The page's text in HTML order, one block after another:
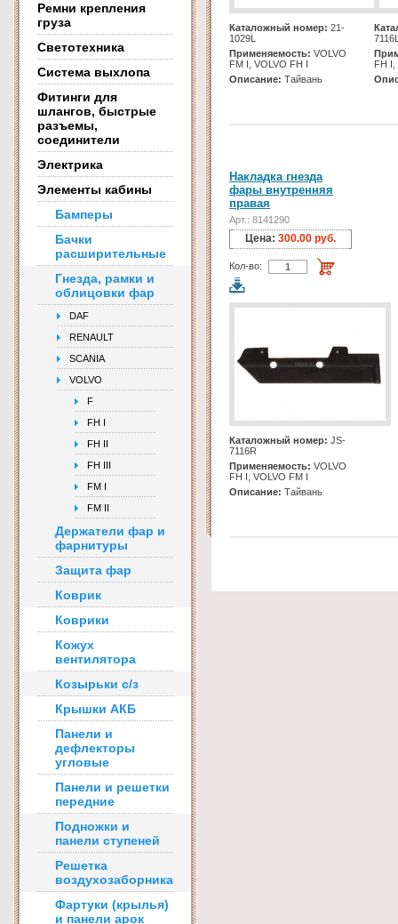
Ремни крепления
груза
Светотехника
Система выхлопа
Фитинги для
шлангов, быстрые
разъемы,
соединители
Электрика
Элементы кабины
Бамперы
Бачки
расширительные
Гнезда, рамки и
облицовки фар
DAF
RENAULT
SCANIA
VOLVO
F
FH I
FH II
FH III
FM I
FM II
Держатели фар и
фарнитуры
Защита фар
Коврик
Коврики
Кожух
вентилятора
Козырьки с/з
Крышки АКБ
Панели и
дефлекторы
угловые
Панели и решетки
передние
Подножки и
панели ступеней
Решетка
воздухозаборника
Фартуки (крылья)
и панели арок
Каталожный номер: 21-
1029L
Применяемость: VOLVO
FM I, VOLVO FH I
Описание: Тайвань
FH
Накладка гнезда
фары внутренняя
правая
Арт.: 8141290
Цена: 300.00 руб.
Кол-во:
Каталожный номер: JS-
7116R
Применяемость: VOLVO
FH I, VOLVO FM I
Описание: Тайвань